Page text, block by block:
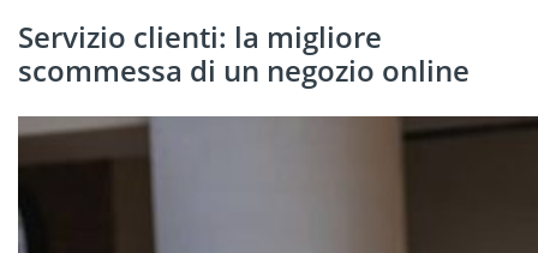
Servizio clienti: la migliore
scommessa di un negozio online